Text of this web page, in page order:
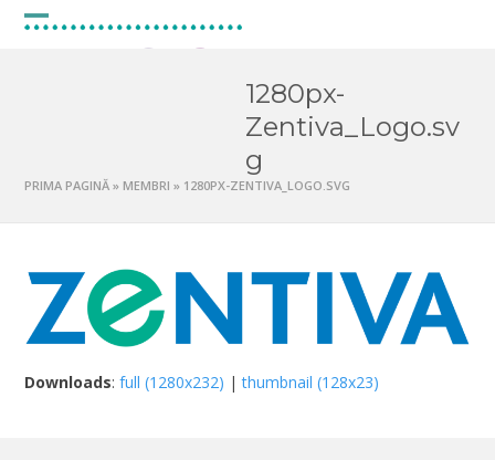
Skip
Open
Close
1280px-
Zentiva_Logo.sv
g
PRIMA PAGINĂ » MEMBRI » 1280PX-ZENTIVA_LOGO.SVG
Downloads:full (1280x232) |thumbnail (128x23)